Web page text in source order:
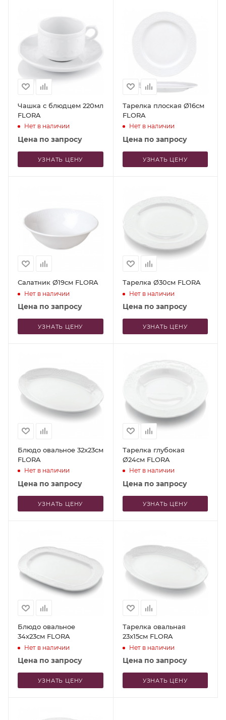
Чашка с блюдцем 220мл
FLORA
Нет в наличии
Цена по запросу
УЗНАТЬ ЦЕНУ
Тарелка плоская Ø16см
FLORA
Нет в наличии
Цена по запросу
УЗНАТЬ ЦЕНУ
Салатник Ø19см FLORA
Нет в наличии
Цена по запросу
УЗНАТЬ ЦЕНУ
Тарелка Ø30см FLORA
Нет в наличии
Цена по запросу
УЗНАТЬ ЦЕНУ
Блюдо овальное 32x23см
FLORA
Нет в наличии
Цена по запросу
УЗНАТЬ ЦЕНУ
Тарелка глубокая
Ø24см FLORA
Нет в наличии
Цена по запросу
УЗНАТЬ ЦЕНУ
Блюдо овальное
34x23см FLORA
Нет в наличии
Цена по запросу
УЗНАТЬ ЦЕНУ
Тарелка овальная
23x15см FLORA
Нет в наличии
Цена по запросу
УЗНАТЬ ЦЕНУ